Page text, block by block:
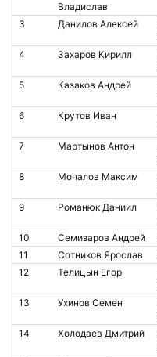
Владислав
3 Данилов Алексей
4 Захаров Кирилл
5 Казаков Андрей
6 Крутов Иван
7 Мартынов Антон
8 Мочалов Максим
9 Романюк Даниил
10 Семизаров Андрей
11
Сотников Ярослав
12
Телицын Егор
13 Ухинов Семен
14 Холодаев Дмитрий